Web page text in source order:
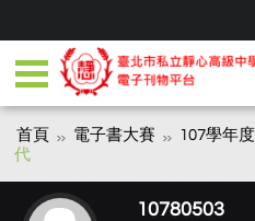
首頁 電子書大賽 107學年度
代
10780503